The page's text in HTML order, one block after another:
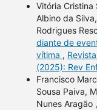
Vitória Cristina
Albino da
Rodrigues
diante de
vítima ,
(2025): Rev
Francisco
Sousa Paiva,
Nunes Aragão